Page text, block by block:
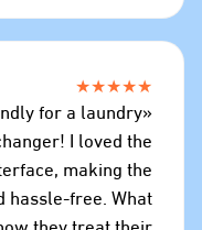
★★★★★
for a laundry
I loved the
making the
hassle-free. What